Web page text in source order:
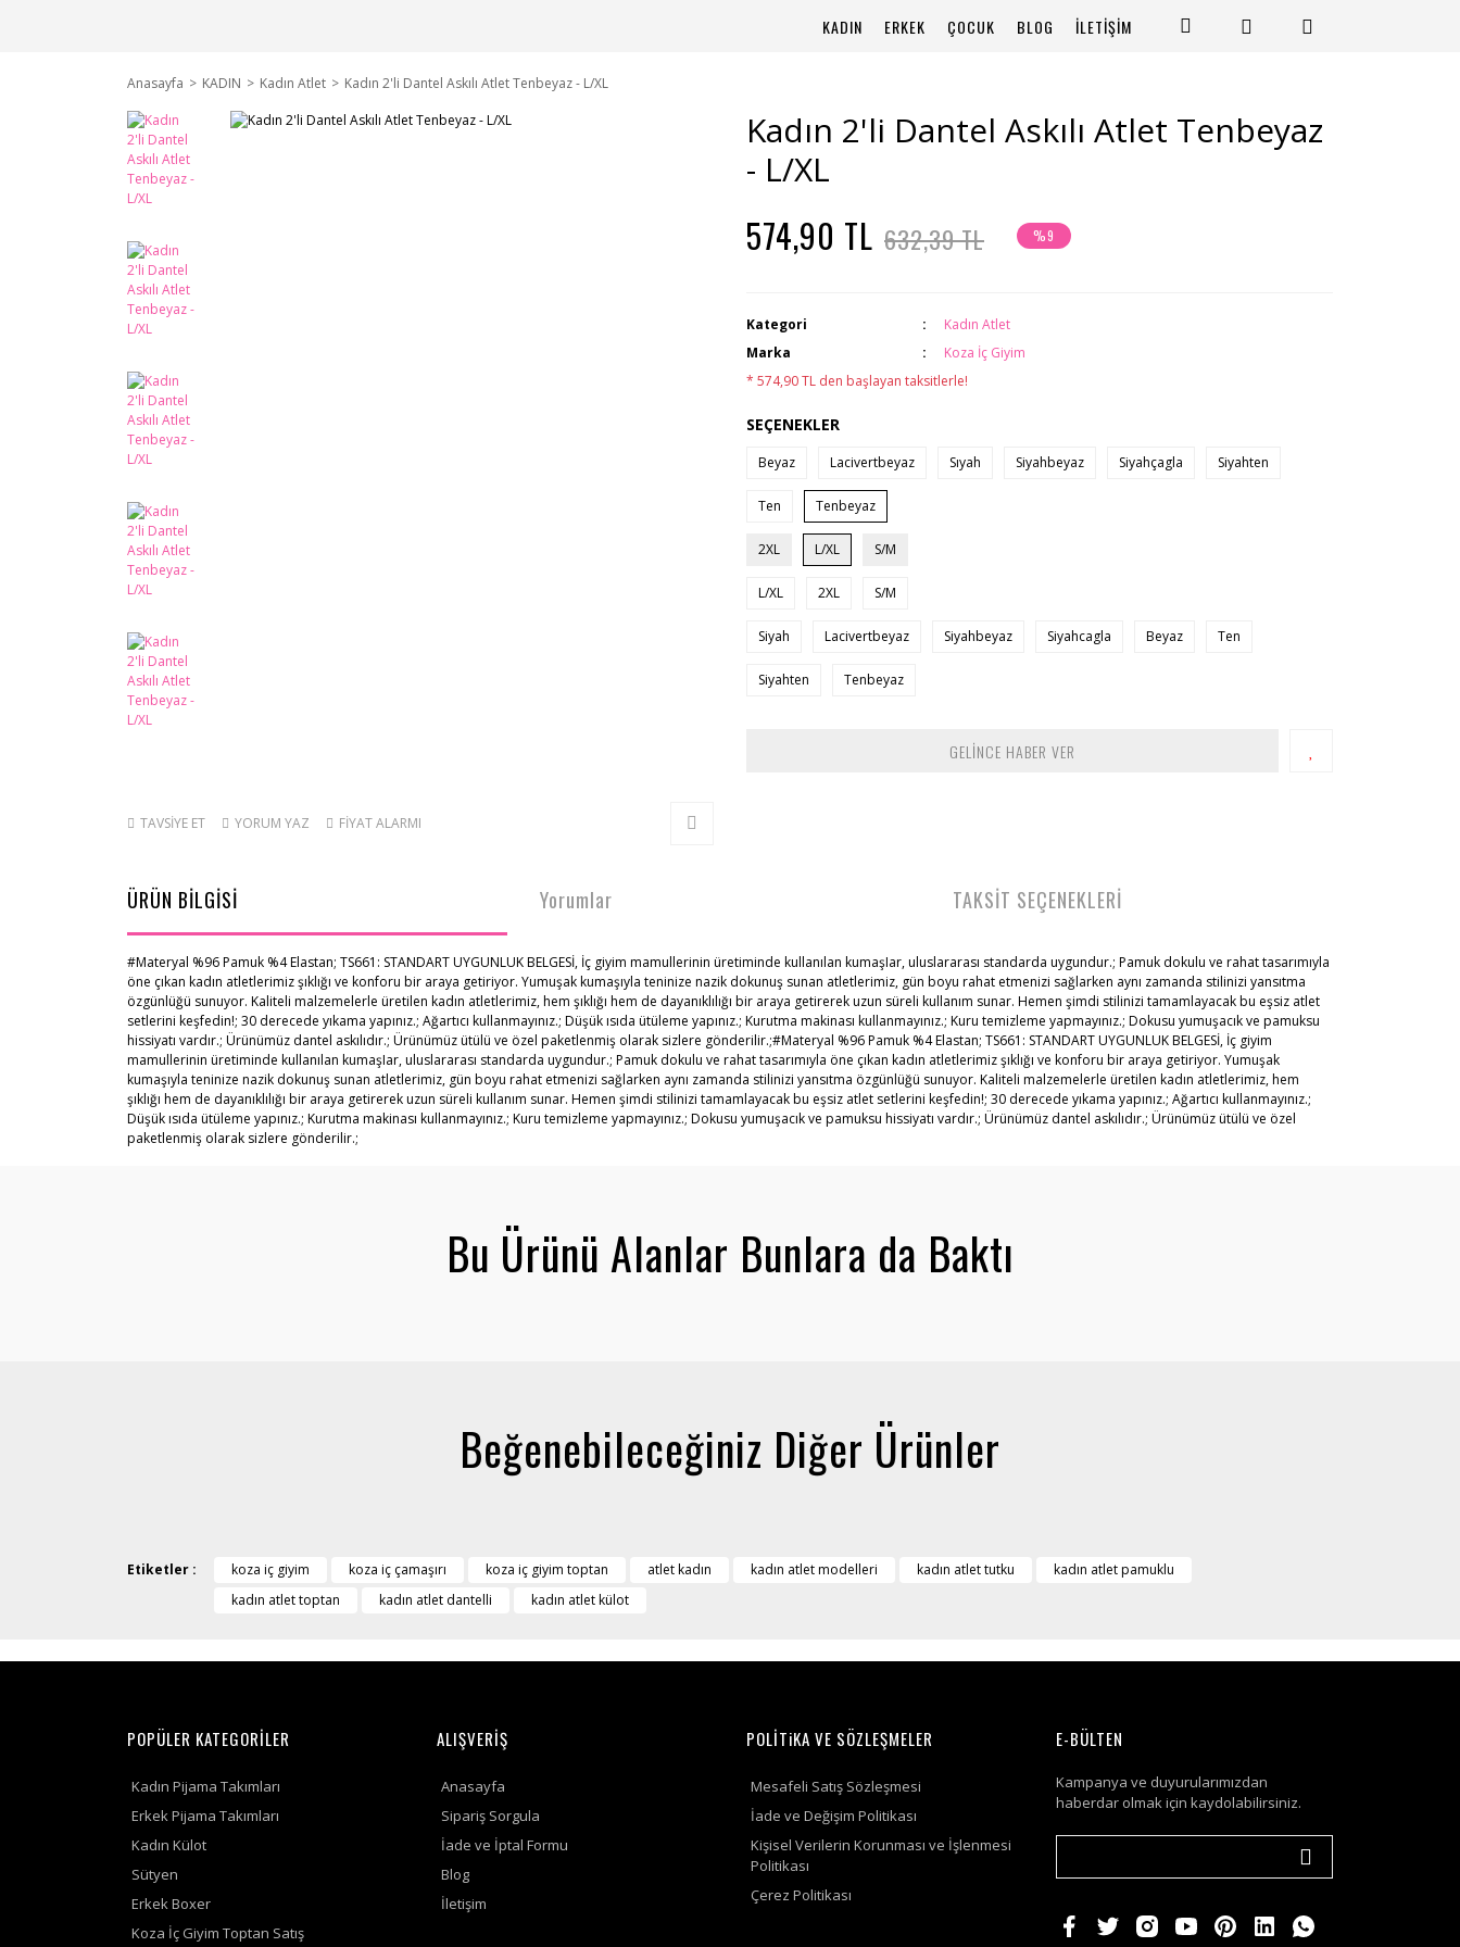
KADIN ERKEK ÇOCUK BLOG İLETİŞİM
Anasayfa KADIN Kadın Atlet Kadın 2'li Dantel Askılı Atlet Tenbeyaz - L/XL
TAVSİYE ET YORUM YAZ FİYAT ALARMI
Kadın 2'li Dantel Askılı Atlet Tenbeyaz
- L/XL
574,90 TL 632,39 TL %9
Kategori
Kadın Atlet
Marka
Koza İç Giyim
* 574,90 TL den başlayan taksitlerle!
SEÇENEKLER
Beyaz Lacivertbeyaz Sıyah Siyahbeyaz Siyahçagla Siyahten
Ten Tenbeyaz
2XL L/XL S/M
L/XL 2XL S/M
Siyah Lacivertbeyaz Siyahbeyaz Siyahcagla Beyaz Ten
Siyahten Tenbeyaz
GELİNCE HABER VER
ÜRÜN BİLGİSİ
#Materyal %96 Pamuk %4 Elastan; TS661: STANDART UYGUNLUK BELGESİ, İç giyim mamullerinin üretiminde kullanılan kumaşIar, uluslararası standarda uygundur.; Pamuk dokulu ve rahat tasarımıyla
öne çıkan kadın atletlerimiz şıklığı ve konforu bir araya getiriyor. Yumuşak kumaşıyla teninize nazik dokunuş sunan atletlerimiz, gün boyu rahat etmenizi sağlarken aynı zamanda stilinizi yansıtma
özgünlüğü sunuyor. Kaliteli malzemelerle üretilen kadın atletlerimiz, hem şıklığı hem de dayanıklılığı bir araya getirerek uzun süreli kullanım sunar. Hemen şimdi stilinizi tamamlayacak bu eşsiz atlet
setlerini keşfedin!; 30 derecede yıkama yapınız.; Ağartıcı kullanmayınız.; Düşük ısıda ütüleme yapınız.; Kurutma makinası kullanmayınız.; Kuru temizleme yapmayınız.; Dokusu yumuşacık ve pamuksu
hissiyatı vardır.; Ürünümüz dantel askılıdır.; Ürünümüz ütülü ve özel paketlenmiş olarak sizlere gönderilir.;#Materyal %96 Pamuk %4 Elastan; TS661: STANDART UYGUNLUK BELGESİ, İç giyim
mamullerinin üretiminde kullanılan kumaşIar, uluslararası standarda uygundur.; Pamuk dokulu ve rahat tasarımıyla öne çıkan kadın atletlerimiz şıklığı ve konforu bir araya getiriyor. Yumuşak
kumaşıyla teninize nazik dokunuş sunan atletlerimiz, gün boyu rahat etmenizi sağlarken aynı zamanda stilinizi yansıtma özgünlüğü sunuyor. Kaliteli malzemelerle üretilen kadın atletlerimiz, hem
şıklığı hem de dayanıklılığı bir araya getirerek uzun süreli kullanım sunar. Hemen şimdi stilinizi tamamlayacak bu eşsiz atlet setlerini keşfedin!; 30 derecede yıkama yapınız.; Ağartıcı kullanmayınız.;
Düşük ısıda ütüleme yapınız.; Kurutma makinası kullanmayınız.; Kuru temizleme yapmayınız.; Dokusu yumuşacık ve pamuksu hissiyatı vardır.; Ürünümüz dantel askılıdır.; Ürünümüz ütülü ve özel
paketlenmiş olarak sizlere gönderilir.;
Yorumlar TAKSİT SEÇENEKLERİ
Bu Ürünü Alanlar Bunlara da Baktı
Beğenebileceğiniz Diğer Ürünler
Etiketler : koza iç giyim koza iç çamaşırı koza iç giyim toptan atlet kadın kadın atlet modelleri kadın atlet tutku
kadın atlet pamuklu
kadın atlet toptan
kadın atlet dantelli kadın atlet külot
POPÜLER KATEGORİLER
Kadın Pijama Takımları
Erkek Pijama Takımları
Kadın Külot
Sütyen
Erkek Boxer
Koza İç Giyim Toptan Satış
ALIŞVERİŞ
Anasayfa
Sipariş Sorgula
İade ve İptal Formu
Blog
İletişim
POLİTiKA VE SÖZLEŞMELER
Mesafeli Satış Sözleşmesi
İade ve Değişim Politikası
Kişisel Verilerin Korunması ve İşlenmesi
Politikası
Çerez Politikası
E-BÜLTEN
Kampanya ve duyurularımızdan
haberdar olmak için kaydolabilirsiniz.